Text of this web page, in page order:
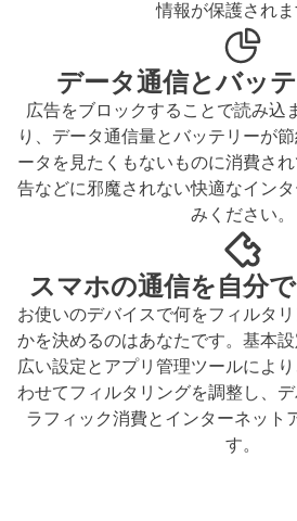
情報が保護されま
データ通信とバッ
広告をブロックすることで読み込
り、データ通信量とバッテリーが
ータを見たくもないものに消費さ
告などに邪魔されない快適なイン
みください。
スマホの通信を自分
お使いのデバイスで何をフィルタ
かを決めるのはあなたです。基本
広い設定とアプリ管理ツールによ
わせてフィルタリングを調整し、
ラフィック消費とインターネット
す。